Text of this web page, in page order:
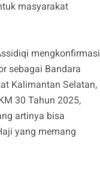
masyarakat
mengkonfirmasi
sebagai Bandara
Kalimantan Selatan,
30 Tahun 2025,
artinya bisa
yang memang